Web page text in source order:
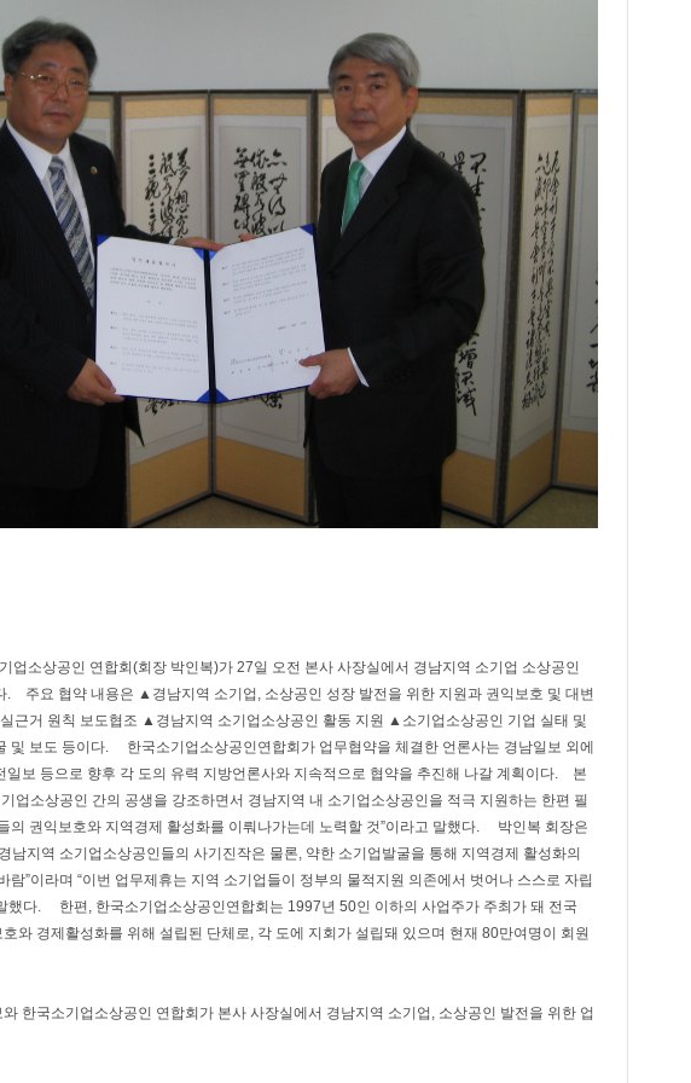
업소상공인 연합회(회장 박인복)가 27일 오전 본사 사장실에서 경남지역 소기업 소상공인
. 주요 협약 내용은 ▲경남지역 소기업, 소상공인 성장 발전을 위한 지원과 권익보호 및 대변
근거 원칙 보도협조 ▲경남지역 소기업소상공인 활동 지원 ▲소기업소상공인 기업 실태 및
및 보도 등이다. 한국소기업소상공인연합회가 업무협약을 체결한 언론사는 경남일보 외에
일보 등으로 향후 각 도의 유력 지방언론사와 지속적으로 협약을 추진해 나갈 계획이다. 본
업소상공인 간의 공생을 강조하면서 경남지역 내 소기업소상공인을 적극 지원하는 한편 필
의 권익보호와 지역경제 활성화를 이뤄나가는데 노력할 것”이라고 말했다. 박인복 회장은
남지역 소기업소상공인들의 사기진작은 물론, 약한 소기업발굴을 통해 지역경제 활성화의
람”이라며 “이번 업무제휴는 지역 소기업들이 정부의 물적지원 의존에서 벗어나 스스로 자립
했다. 한편, 한국소기업소상공인연합회는 1997년 50인 이하의 사업주가 주최가 돼 전국
와 경제활성화를 위해 설립된 단체로, 각 도에 지회가 설립돼 있으며 현재 80만여명이 회원
한국소기업소상공인 연합회가 본사 사장실에서 경남지역 소기업, 소상공인 발전을 위한 업